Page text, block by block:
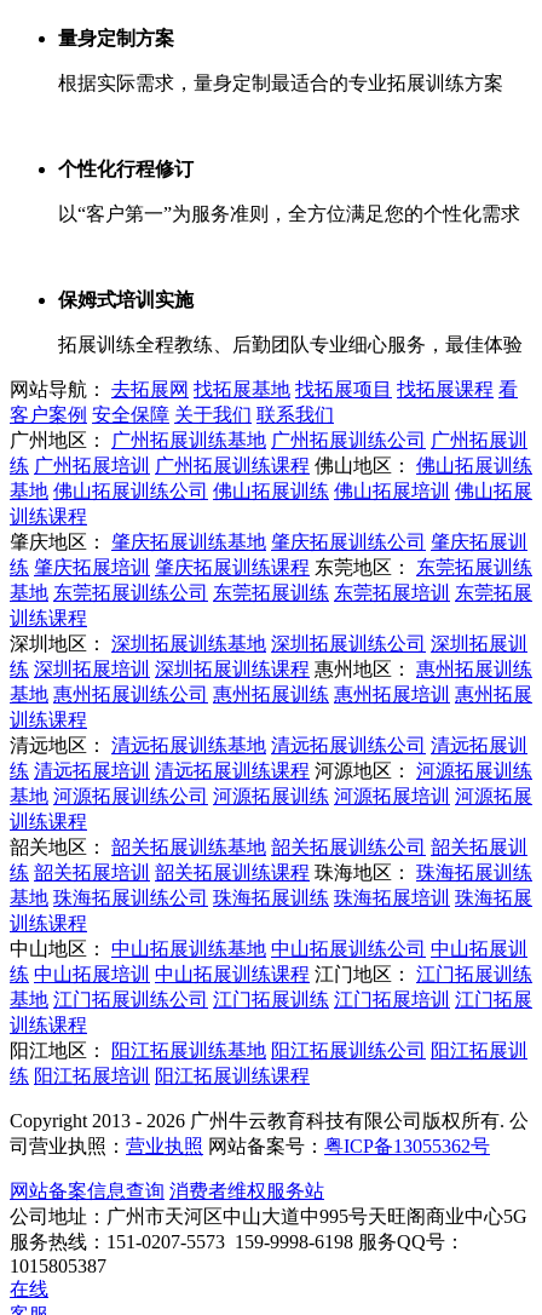
量身定制方案
根据实际需求，量身定制最适合的专业拓展训练方案
个性化行程修订
以“客户第一”为服务准则，全方位满足您的个性化需求
保姆式培训实施
拓展训练全程教练、后勤团队专业细心服务，最佳体验
网站导航： 去拓展网 找拓展基地 找拓展项目 找拓展课程 看
客户案例 安全保障 关于我们 联系我们
广州地区：
广州拓展训练基地 广州拓展训练公司 广州拓展训
练 广州拓展培训 广州拓展训练课程 佛山地区：
佛山拓展训练
基地 佛山拓展训练公司 佛山拓展训练 佛山拓展培训 佛山拓展
训练课程
肇庆地区：
肇庆拓展训练基地 肇庆拓展训练公司 肇庆拓展训
练 肇庆拓展培训 肇庆拓展训练课程 东莞地区：
东莞拓展训练
基地 东莞拓展训练公司 东莞拓展训练 东莞拓展培训 东莞拓展
训练课程
深圳地区：
深圳拓展训练基地 深圳拓展训练公司 深圳拓展训
练 深圳拓展培训 深圳拓展训练课程 惠州地区：
惠州拓展训练
基地 惠州拓展训练公司 惠州拓展训练 惠州拓展培训 惠州拓展
训练课程
清远地区：
清远拓展训练基地 清远拓展训练公司 清远拓展训
练 清远拓展培训 清远拓展训练课程 河源地区：
河源拓展训练
基地 河源拓展训练公司 河源拓展训练 河源拓展培训 河源拓展
训练课程
韶关地区：
韶关拓展训练基地 韶关拓展训练公司 韶关拓展训
练 韶关拓展培训 韶关拓展训练课程 珠海地区：
珠海拓展训练
基地 珠海拓展训练公司 珠海拓展训练 珠海拓展培训 珠海拓展
训练课程
中山地区：
中山拓展训练基地 中山拓展训练公司 中山拓展训
练 中山拓展培训 中山拓展训练课程 江门地区：
江门拓展训练
基地 江门拓展训练公司 江门拓展训练 江门拓展培训 江门拓展
训练课程
阳江地区：
阳江拓展训练基地 阳江拓展训练公司 阳江拓展训
练 阳江拓展培训 阳江拓展训练课程
Copyright 2013 - 2026 广州牛云教育科技有限公司版权所有. 公
司营业执照： 营业执照 网站备案号： 粤ICP备13055362号
网站备案信息查询 消费者维权服务站
公司地址：广州市天河区中山大道中995号天旺阁商业中心5G
服务热线：151-0207-5573 159-9998-6198 服务QQ号：
1015805387
在线